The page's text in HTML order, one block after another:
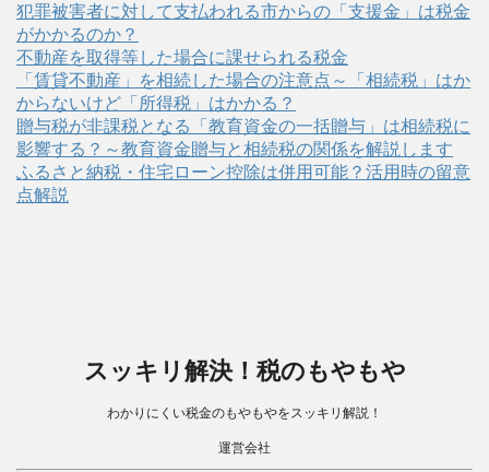
犯罪被害者に対して支払われる市からの「支援金」は税金
がかかるのか？
不動産を取得等した場合に課せられる税金
「賃貸不動産」を相続した場合の注意点～「相続税」はか
からないけど「所得税」はかかる？
贈与税が非課税となる「教育資金の一括贈与」は相続税に
影響する？～教育資金贈与と相続税の関係を解説します
ふるさと納税・住宅ローン控除は併用可能？活用時の留意
点解説
スッキリ解決！税のもやもや
わかりにくい税金のもやもやをスッキリ解説！
運営会社